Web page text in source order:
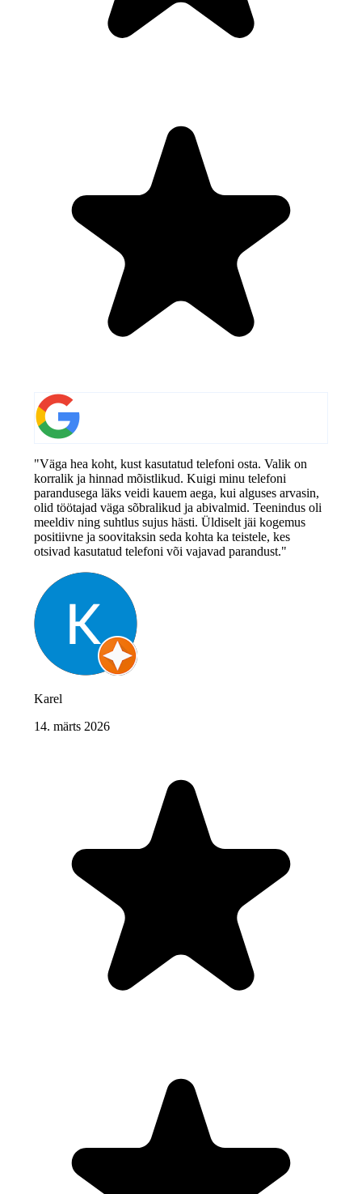
"Väga hea koht, kust kasutatud telefoni osta. Valik on
korralik ja hinnad mõistlikud. Kuigi minu telefoni
parandusega läks veidi kauem aega, kui alguses arvasin,
olid töötajad väga sõbralikud ja abivalmid. Teenindus oli
meeldiv ning suhtlus sujus hästi. Üldiselt jäi kogemus
positiivne ja soovitaksin seda kohta ka teistele, kes
otsivad kasutatud telefoni või vajavad parandust."
Karel
14. märts 2026